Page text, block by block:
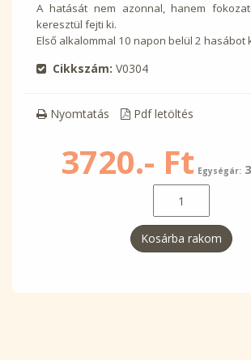
A hatását nem azonnal, hanem
keresztül fejti ki.
Első alkalommal 10 napon belül 2 hasábot
Cikkszám: V0304
Nyomtatás Pdf letöltés
3720.- Ft Egységár:
Kosárba rakom